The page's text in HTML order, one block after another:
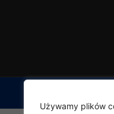
Używamy plików